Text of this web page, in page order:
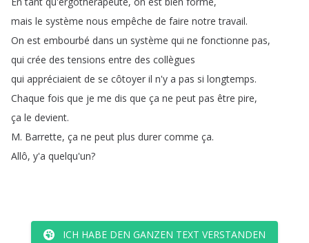
mais le système nous empêche de faire notre travail.
On est embourbé dans un système qui ne fonctionne pas,
qui crée des tensions entre des collègues
qui appréciaient de se côtoyer il n'y a pas si longtemps.
Chaque fois que je me dis que ça ne peut pas être pire,
ça le devient.
M. Barrette, ça ne peut plus durer comme ça.
Allô, y'a quelqu'un?
ICH HABE DEN GANZEN TEXT VERSTANDEN